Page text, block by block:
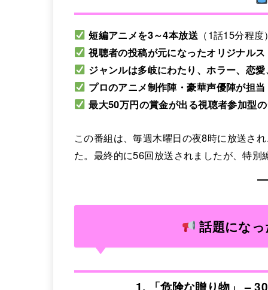
短編アニメを3～4本放送 （1話15分程度
視聴者の投稿が元になったオリジナル
ジャンルは多岐にわたり、ホラー、恋
プロのアニメ制作陣・豪華声優陣が担当
最大50万円の賞金が出る視聴者参加型
この番組は、毎週木曜日の夜8時に放送さ
た。最終的に56回放送されましたが、特別
話題にな
1. 「危険な贈り物」 –